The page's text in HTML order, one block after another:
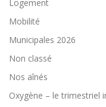
Logement
Mobilité
Municipales 2026
Non classé
Nos aînés
Oxygène – le trimestriel